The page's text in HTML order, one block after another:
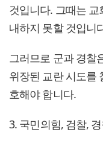
것입니다. 그때는
내하지 못할 것입니
그러므로 군과 경찰
위장된 교란 시도를
호해야 합니다.
3. 국민의힘, 검찰,